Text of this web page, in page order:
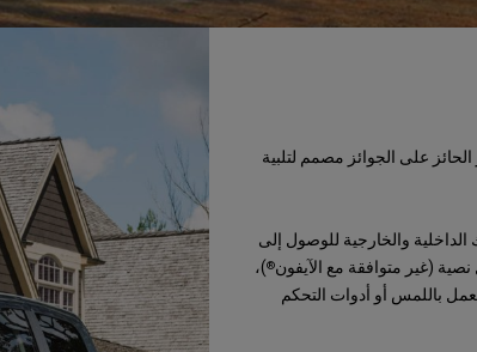
على الجوائز مصمم لتلبية
والخارجية للوصول إلى
(غير متوافقة مع الآيفون®)،
باللمس أو أدوات التحكم